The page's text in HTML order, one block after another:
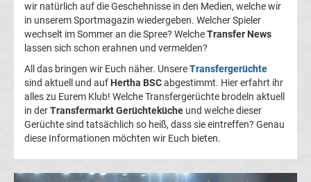
1.
Kaiserslautern
Transfergerüchte
1.
wir natürlich auf die Geschehnisse in den Medien, welche wir
in unserem Sportmagazin wiedergeben. Welcher Spieler
wechselt im Sommer an die Spree? WelcheTransfer News
lassen sich schon erahnen und vermelden?
All das bringen wir Euch näher. UnsereTransfergerüchte
sind aktuell und auf Hertha BSCabgestimmt. Hier erfahrt ihr
alles zu Eurem Klub! Welche Transfergerüchte brodeln aktuell
in derTransfermarkt Gerüchteküche und welche dieser
Gerüchte sind tatsächlich so heiß, dass sie eintreffen? Genau
diese Informationen möchten wir Euch bieten.